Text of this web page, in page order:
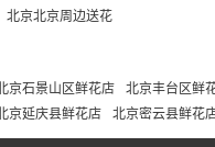
北京北京周边送花
京石景山区鲜花店 北京丰台区鲜
京延庆县鲜花店 北京密云县鲜花